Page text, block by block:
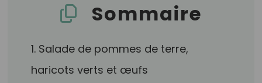
Sommaire
1. Salade de pommes de terre,
haricots verts et œufs